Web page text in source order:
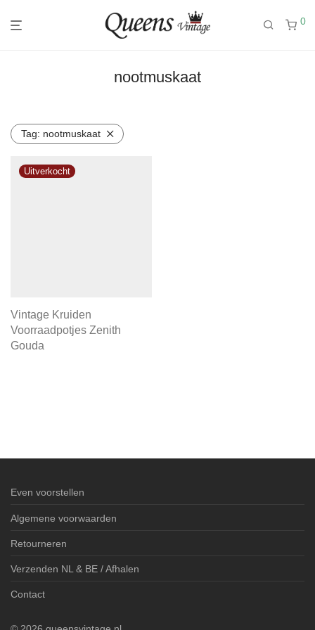
0
nootmuskaat
Tag: nootmuskaat
Vintage Kruiden
Voorraadpotjes Zenith
Gouda
Even voorstellen
Algemene voorwaarden
Retourneren
Verzenden NL & BE / Afhalen
Contact